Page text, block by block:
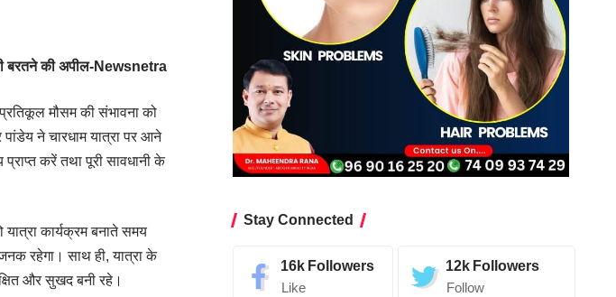
बरतने की अपील-Newsnetra
प्रतिकूल मौसम की संभावना को
ने चारधाम यात्रा पर आने
करें तथा पूरी सावधानी के
कार्यक्रम बनाते समय
रहेगा। साथ ही, यात्रा के
और सुखद बनी रहे।
Stay Connected
16k Followers
Like
12k Followers
Follow